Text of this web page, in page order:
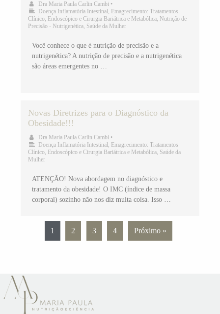
Dra Maria Paula Carlin Cambi •
Doença Inflamatória Intestinal, Emagrecimento: Tratamentos
Clínico, Endoscópico e Cirurgia Bariátrica e Metabólica, Nutrição de
Precisão - Nutrigenética, Saúde da Mulher
Você conhece o que é nutrição de precisão e a
nutrigenética? A nutrição de precisão e a nutrigenética
são áreas emergentes no …
Novas Diretrizes para o Diagnóstico da
Obesidade!!!
Dra Maria Paula Carlin Cambi •
Doença Inflamatória Intestinal, Emagrecimento: Tratamentos
Clínico, Endoscópico e Cirurgia Bariátrica e Metabólica, Saúde da
Mulher
ATENÇÃO! Nova abordagem no diagnóstico e
tratamento da obesidade! O IMC (índice de massa
corporal) sozinho não nos diz muita coisa. Isso …
1 2 3 4 Próximo »